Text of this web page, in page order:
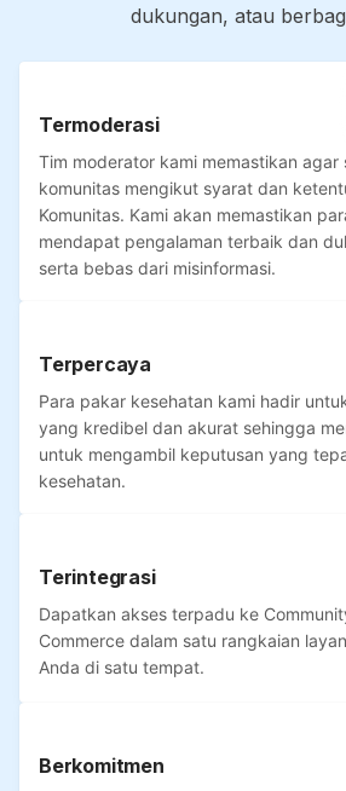
dukungan, atau
Termoderasi
Tim moderator kami memastikan agar
komunitas mengikut syarat dan
Komunitas. Kami akan memastikan
mendapat pengalaman terbaik dan
serta bebas dari misinformasi.
Terpercaya
Para pakar kesehatan kami hadir
yang kredibel dan akurat sehingga
untuk mengambil keputusan yang
kesehatan.
Terintegrasi
Dapatkan akses terpadu ke
Commerce dalam satu rangkaian
Anda di satu tempat.
Berkomitmen